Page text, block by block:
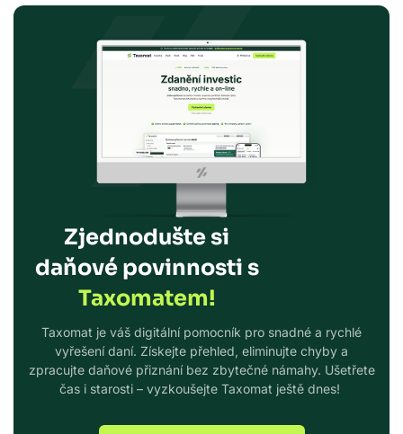
Zjednodušte si
daňové povinnosti s
Taxomatem!
Taxomat je váš digitální pomocník pro snadné a rychlé
vyřešení daní. Získejte přehled, eliminujte chyby a
zpracujte daňové přiznání bez zbytečné námahy. Ušetřete
čas i starosti – vyzkoušejte Taxomat ještě dnes!